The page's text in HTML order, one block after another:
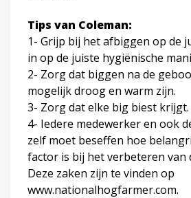
Tips van Coleman:
1- Grijp bij het afbiggen op de
in op de juiste hygiënische
2- Zorg dat biggen na de
mogelijk droog en warm zijn.
3- Zorg dat elke big biest krijgt.
4- Iedere medewerker en ook
zelf moet beseffen hoe
factor is bij het verbeteren van
Deze zaken zijn te vinden op
www.nationalhogfarmer.com.